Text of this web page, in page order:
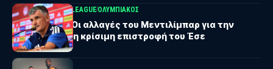
UEFA CHAMPIONS LEAGUEΟΛΥΜΠΙΑΚΟΣ
Ολυμπιακός: Οι αλλαγές του Μεντιλίμπαρ για την
πρόκριση και η κρίσιμη επιστροφή του Έσε
ΟΦΗ